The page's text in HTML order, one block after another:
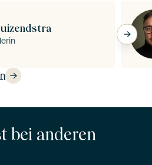
bei anderen